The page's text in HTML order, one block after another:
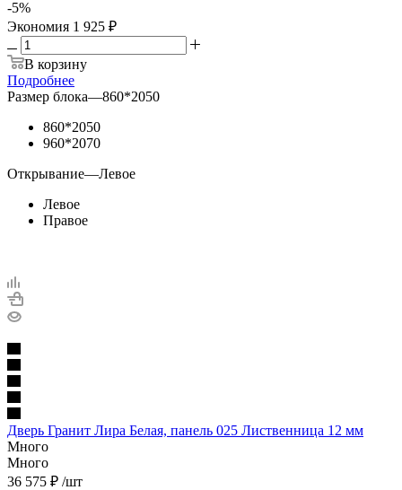
-5%
Экономия 1 925 ₽
В корзину
Подробнее
Размер блока—860*2050
860*2050
960*2070
Открывание—Левое
Левое
Правое
Дверь Гранит Лира Белая, панель 025 Лиственница 12 мм
Много
Много
36 575 ₽ /шт